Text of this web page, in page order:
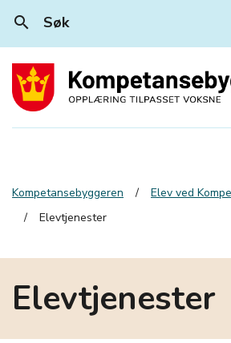
search Søk
Kompetansebyggeren
Elev ved
Elevtjenester
Elevtjenester